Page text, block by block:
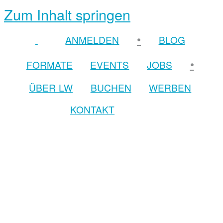
Zum Inhalt springen
ANMELDEN •
BLOG
FORMATE
EVENTS JOBS •
ÜBER LW BUCHEN
WERBEN
KONTAKT